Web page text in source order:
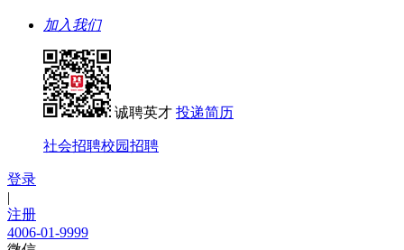
加入我们
诚聘英才 投递简历
社会招聘校园招聘
登录
|
注册
4006-01-9999